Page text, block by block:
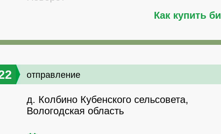
Как купить
отправление
д. Колбино Кубенского сельсовета,
Вологодская область